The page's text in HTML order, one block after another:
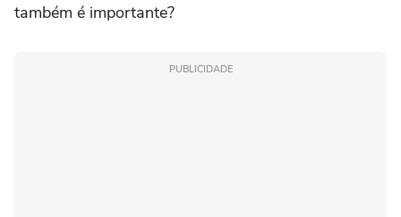
também é importante?
PUBLICIDADE